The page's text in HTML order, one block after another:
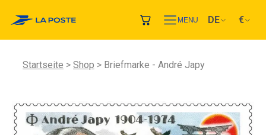
MENU DE €
Startseite Shop Briefmarke - André Japy